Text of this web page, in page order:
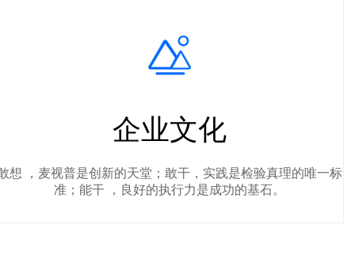
企业文化
想 ，麦视普是创新的天堂；敢干，实践是检验真理的唯一标
准；能干 ，良好的执行力是成功的基石。